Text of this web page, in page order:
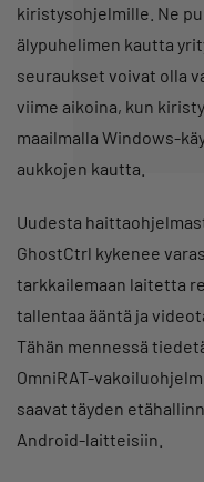
kiristysohjelmille. Ne
älypuhelimen kautta
seuraukset voivat olla
viime aikoina, kun
maailmalla Windows-
aukkojen kautta.
Uudesta
GhostCtrl kykenee
tarkkailemaan laitetta
tallentaa ääntä ja
Tähän mennessä
OmniRAT-
saavat täyden
Android-laitteisiin.